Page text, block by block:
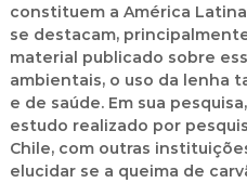
constituem a América
se destacam,
material publicado sobre
ambientais, o uso da lenha
e de saúde. Em sua
estudo realizado por
Chile, com outras
elucidar se a queima de